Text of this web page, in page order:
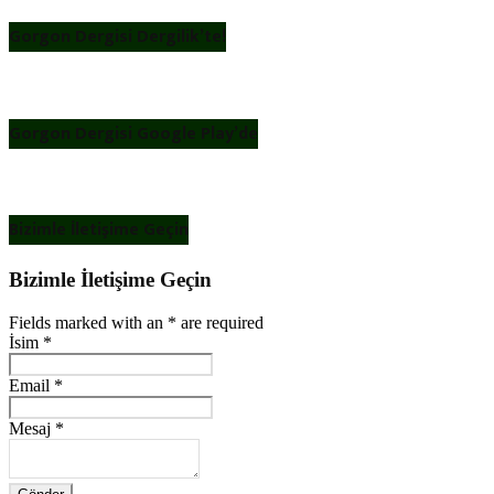
Gorgon Dergisi Dergilik’te!
Gorgon Dergisi Google Play’de
Bizimle İletişime Geçin
Bizimle İletişime Geçin
Fields marked with an * are required
İsim *
Email *
Mesaj *